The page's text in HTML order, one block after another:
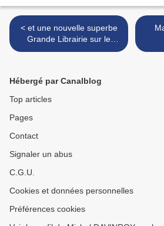
< et une nouvelle superbe
Grande Librairie sur le
thème du courage
Hébergé par Canalblog
Top articles
Pages
Contact
Signaler un abus
C.G.U.
Cookies et données personnelles
Préférences cookies